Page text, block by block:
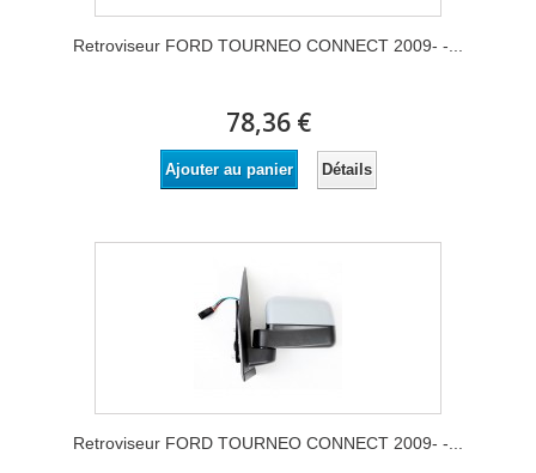
Retroviseur FORD TOURNEO CONNECT 2009- -...
78,36 €
Ajouter au panier Détails
Retroviseur FORD TOURNEO CONNECT 2009- -...